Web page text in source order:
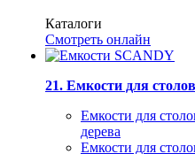
Каталоги
Смотреть онлайн
21. Емкости для
Емкости для
дерева
Емкости для